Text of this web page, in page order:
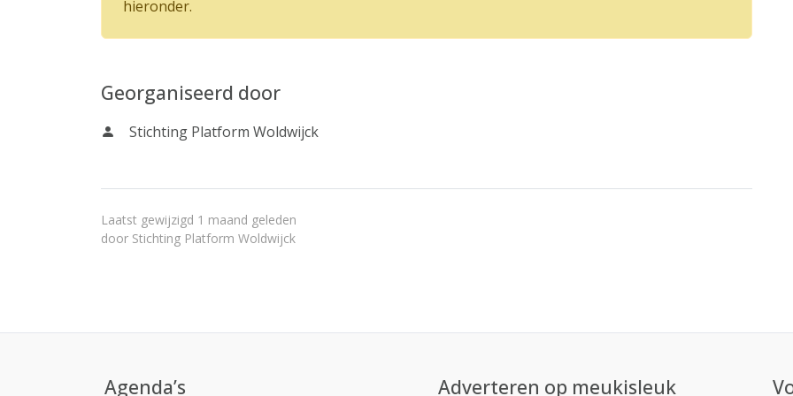
hieronder.
Georganiseerd door
Stichting Platform Woldwijck
Laatst gewijzigd 1 maand geleden
door Stichting Platform Woldwijck
Agenda’s Adverteren op meukisleuk